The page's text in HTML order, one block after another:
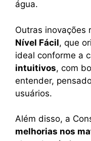
água.
Outras inovações
Nível Fácil, que
ideal conforme a
intuitivos, com
entender,
usuários.
Além disso, a
melhorias nos